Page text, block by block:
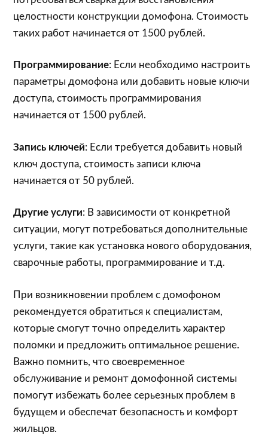
целостности конструкции домофона. Стоимость
таких работ начинается от 1500 рублей.
Программирование: Если необходимо настроить
параметры домофона или добавить новые ключи
доступа, стоимость программирования
начинается от 1500 рублей.
Запись ключей: Если требуется добавить новый
ключ доступа, стоимость записи ключа
начинается от 50 рублей.
Другие услуги: В зависимости от конкретной
ситуации, могут потребоваться дополнительные
услуги, такие как установка нового оборудования,
сварочные работы, программирование и т.д.
При возникновении проблем с домофоном
рекомендуется обратиться к специалистам,
которые смогут точно определить характер
поломки и предложить оптимальное решение.
Важно помнить, что своевременное
обслуживание и ремонт домофонной системы
помогут избежать более серьезных проблем в
будущем и обеспечат безопасность и комфорт
жильцов.